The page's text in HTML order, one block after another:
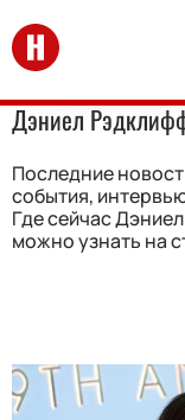
Перейти на главную
Дэниел
Последние
события,
Где сейчас
можно узнать на